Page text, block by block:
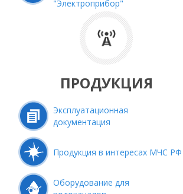
"Электроприбор"
ПРОДУКЦИЯ
Эксплуатационная
документация
Продукция в интересах МЧС РФ
Оборудование для